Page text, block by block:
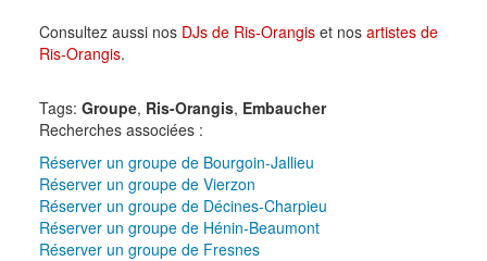
Consultez aussi nos DJs de Ris-Orangiset nos artistes de
Ris-Orangis.
Tags: Groupe, Ris-Orangis, Embaucher
Recherches associées :
Réserver un groupe de Bourgoin-Jallieu
Réserver un groupe de Vierzon
Réserver un groupe de Décines-Charpieu
Réserver un groupe de Hénin-Beaumont
Réserver un groupe de Fresnes